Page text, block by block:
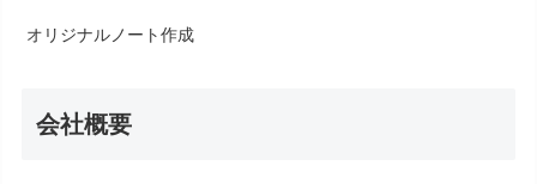
オリジナルノート作成
会社概要